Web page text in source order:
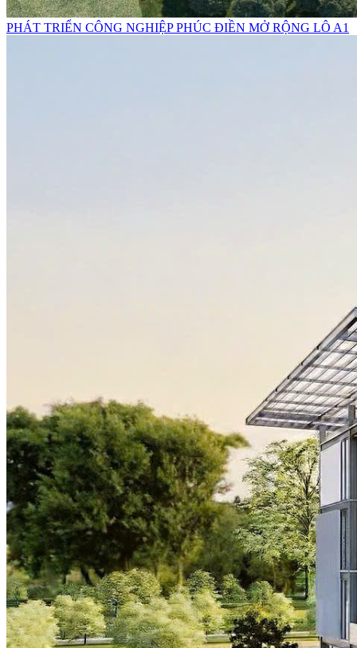
PHÁT TRIỂN CÔNG NGHIỆP PHÚC ĐIỀN MỞ RỘNG LÔ A1